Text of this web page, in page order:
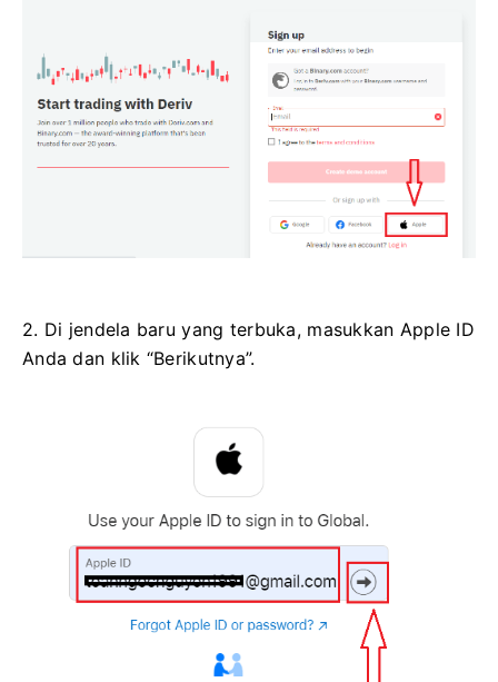
2. Di jendela baru yang terbuka, masukkan Apple ID
Anda dan klik “Berikutnya”.